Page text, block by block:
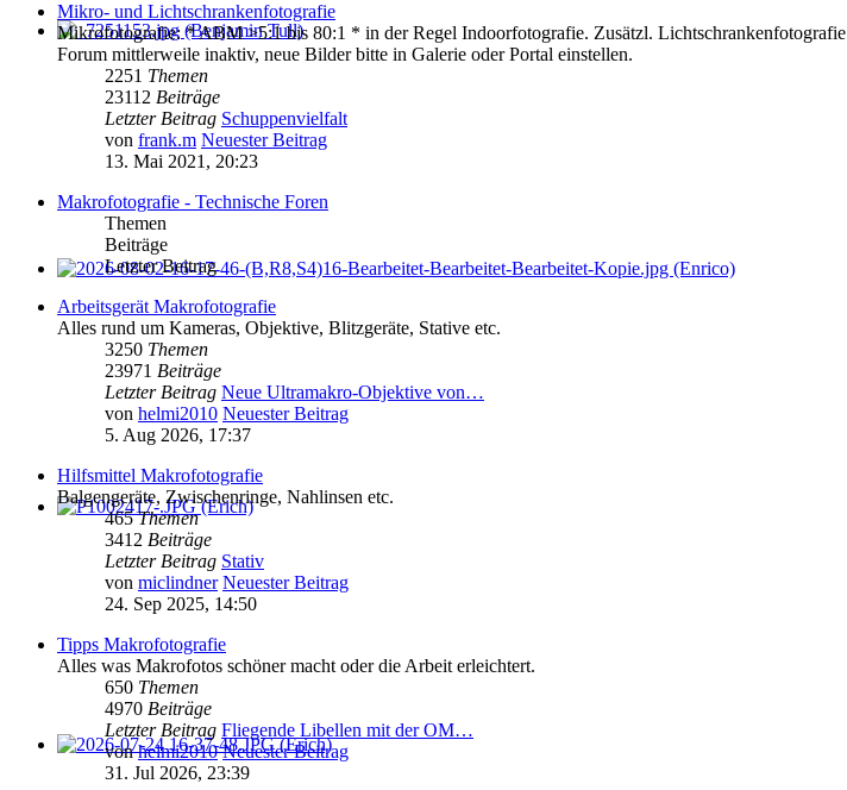
Mikro- und Lichtschrankenfotografie
Mikrofotografie: * ABM >5:1 bis 80:1 * in der Regel Indoorfotografie. Zusätzl. Lichtschrankenfotografie
Forum mittlerweile inaktiv, neue Bilder bitte in Galerie oder Portal einstellen.
2251 Themen
23112 Beiträge
Letzter Beitrag Schuppenvielfalt
von frank.m Neuester Beitrag
13. Mai 2021, 20:23
Makrofotografie - Technische Foren
Themen
Beiträge
Letzter Beitrag
Arbeitsgerät Makrofotografie
Alles rund um Kameras, Objektive, Blitzgeräte, Stative etc.
3250 Themen
23971 Beiträge
Letzter Beitrag Neue Ultramakro-Objektive von…
von helmi2010 Neuester Beitrag
5. Aug 2026, 17:37
Hilfsmittel Makrofotografie
Balgengeräte, Zwischenringe, Nahlinsen etc.
465Themen
3412 Beiträge
Letzter Beitrag Stativ
von miclindner Neuester Beitrag
24. Sep 2025, 14:50
Tipps Makrofotografie
Alles was Makrofotos schöner macht oder die Arbeit erleichtert.
650 Themen
4970 Beiträge
Letzter Beitrag Fliegende Libellen mit der OM…
vonhelmi2010 Neuester Beitrag
31. Jul 2026, 23:39